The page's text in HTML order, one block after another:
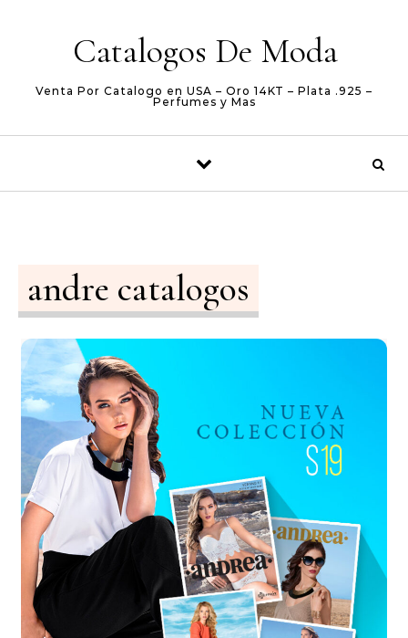
Catalogos De Moda
Venta Por Catalogo en USA – Oro 14KT – Plata .925 –
Perfumes y Mas
andre catalogos